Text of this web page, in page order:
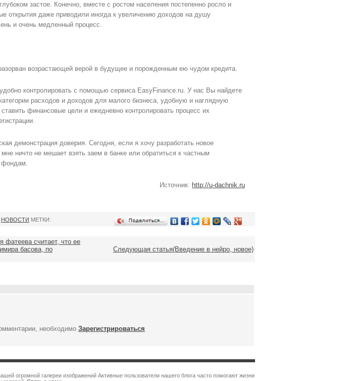
застое. Конечно, вместе с ростом населения постепенно росло и
открытия даже приводили иногда к увеличению доходов на душу
и очень медленный процесс.
возрастающей верой в будущее и порожденным ею чудом кредита.
контролировать с помощью сервиса EasyFinance.ru. У нас Вы найдете
расходов и доходов для малого бизнеса, удобную и наглядную
финансовые цели и ежедневно контролировать процесс их
демонстрация доверия. Сегодня, если я хочу разработать новое
ничто не мешает взять заем в банке или обратиться к частным
Источник: http://u-dachnik.ru
НОВОСТИ МЕТКИ:
фатеева считает, что ее
басова, по
Следующая статья(Введение в нейро, новое)
необходимо Зарегистрироваться
огромной галереи изображений Активные пользователи нашего блога часто помогают жизни